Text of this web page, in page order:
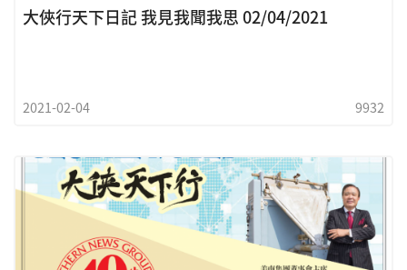
大俠行天下日記 我見我聞我思 02/04/2021
2021-02-04 9932